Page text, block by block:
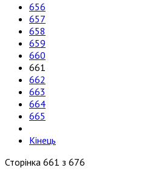
656
657
658
659
660
661
662
663
664
665
Кінець
Сторінка 661 з 676